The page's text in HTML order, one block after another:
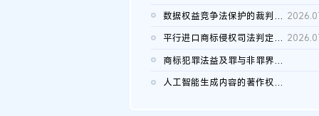
数据权益竞争法保护的裁判路径构建
平行进口商标侵权司法判定规则的困境与纾解
商标犯罪法益及罪与非罪界限研究
人工智能生成内容的著作权司法认定：演进逻辑、现实困境与规则建...